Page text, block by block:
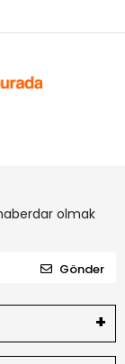
olmak
Gönder